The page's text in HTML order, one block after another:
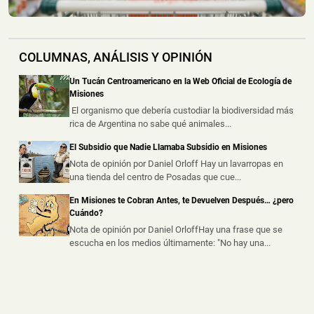
Sospechoso por un Asalto a Mano Armada en
Colonia Victoria
Las cámaras del CIO 911 fueron claves para avanzar en
Marihuana Valuada en un Millón de Pesos
📅 8 ago 2026
Un presunto intercambio de droga fue frustrado durante
un operativo policial rea...
COLUMNAS, ANÁLISIS Y OPINIÓN
Un Tucán Centroamericano en la Web Oficial de Ecología de
Misiones
El organismo que debería custodiar la biodiversidad más
rica de Argentina no sabe qué animales...
El Subsidio que Nadie Llamaba Subsidio en Misiones
Nota de opinión por Daniel Orloff Hay un lavarropas en
una tienda del centro de Posadas que cue...
En Misiones te Cobran Antes, te Devuelven Después… ¿pero
Cuándo?
Nota de opinión por Daniel OrloffHay una frase que se
escucha en los medios últimamente: "No hay una...